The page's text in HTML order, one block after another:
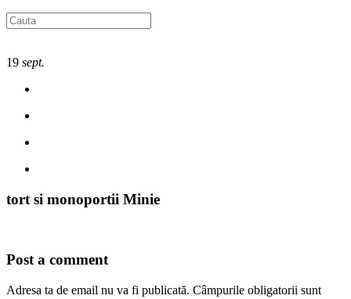
19 sept.
tort si monoportii Minie
Post a comment
Adresa ta de email nu va fi publicată. Câmpurile obligatorii sunt